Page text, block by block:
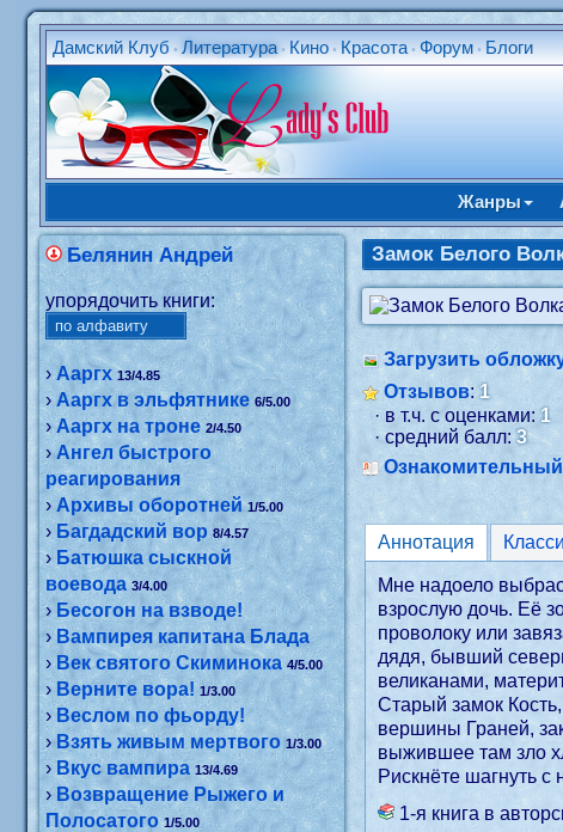
Дамский Клуб •Литература • Кино • Красота •Форум • Блоги
Жанры
Белянин Андрей
упорядочить книги:
›Ааргх 13/4.85
›Ааргх в эльфятнике 6/5.00
›Ааргх на троне 2/4.50
›Ангел быстрого
реагирования
›Архивы оборотней 1/5.00
› Багдадский вор 8/4.57
›Батюшка сыскной
воевода 3/4.00
› Бесогон на взводе!
›Вампирея капитана Блада
›Век святого Скиминока 4/5.00
›Верните вора! 1/3.00
›Веслом по фьорду!
›Взять живым мертвого 1/3.00
›Вкус вампира 13/4.69
›Возвращение Рыжего и
Полосатого 1/5.00
Замок Белого
Загрузить
Отзывов:1
· в т.ч. с оценками:1
· средний балл:3
Аннотация
Мне надоело
взрослую дочь. Её
проволоку или
дядя, бывший
великанами,
Старый замок
вершины Граней,
выжившее там зло
Рискнёте шагнуть с
1-я книга в